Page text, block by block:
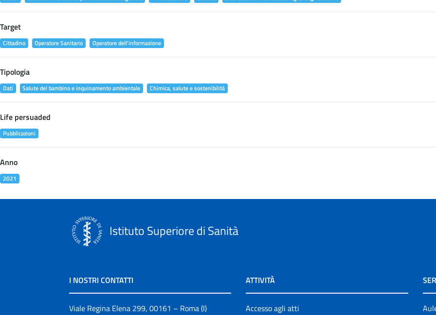
Target
Cittadino Operatore Sanitario Operatore dell'informazione
Tipologia
Dati Salute del bambino e inquinamento ambientale Chimica, salute e sostenibilità
Life persuaded
Pubblicazioni
Anno
2021
Istituto Superiore di Sanità
I NOSTRI CONTATTI
Viale Regina Elena 299, 00161 – Roma (I)
ATTIVITÀ
Accesso agli atti